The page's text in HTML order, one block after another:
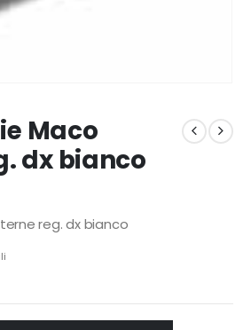
Maco
dx bianco
reg. dx bianco